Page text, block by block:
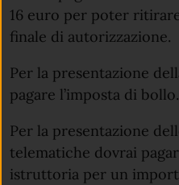
16 euro per poter
finale di autorizzazione.
Per la presentazione
pagare l’imposta di bollo.
Per la presentazione
telematiche dovrai
istruttoria per un